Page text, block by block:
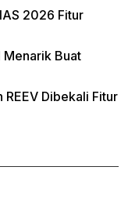
2026 Fitur
Buat
REEV Dibekali Fitur